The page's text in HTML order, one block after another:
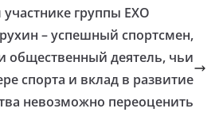
группы EXO
– успешный спортсмен,
общественный деятель, чьи
спорта и вклад в развитие
невозможно переоценить